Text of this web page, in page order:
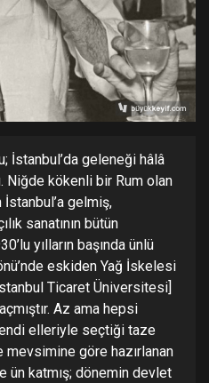
İstanbul’da geleneği hâlâ
Niğde kökenli bir Rum olan
gelmiş,
sanatının bütün
yılların başında ünlü
eskiden Yağ İskelesi
Ticaret Üniversitesi]
Az ama hepsi
elleriyle seçtiği taze
göre hazırlanan
ün katmış; dönemin devlet